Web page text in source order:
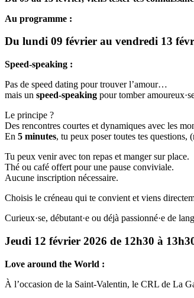
Au programme :
Du lundi 09 février au vendredi 13
Speed-speaking :
Pas de speed dating pour trouver l’amour…
mais un speed-speaking pour tomber
Le principe ?
Des rencontres courtes et dynamiques avec les
En 5 minutes, tu peux poser toutes tes questions,
Tu peux venir avec ton repas et manger sur place.
Thé ou café offert pour une pause conviviale.
Aucune inscription nécessaire.
Choisis le créneau qui te convient et viens
Curieux·se, débutant·e ou déjà passionné·e de
Jeudi 12 février 2026 de 12h30 à
Love around the World :
À l’occasion de la Saint-Valentin, le CRL de La